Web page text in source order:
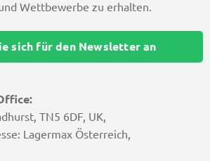
TN5 6DF, UK,
Lagermax Österreich,
Wettbewerbe zu erhalten.
sich für den Newsletter an